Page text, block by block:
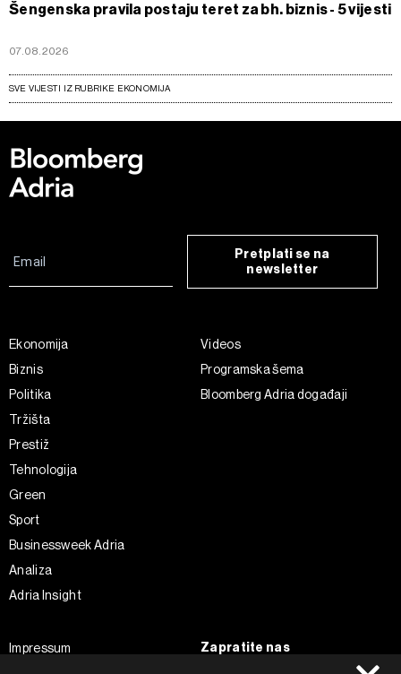
Šengenska pravila postaju teret za bh. biznis - 5 vijesti
07.08.2026
SVE VIJESTI IZ RUBRIKE EKONOMIJA
Pretplati se na
newsletter
Ekonomija
Biznis
Politika
Tržišta
Prestiž
Tehnologija
Green
Sport
Businessweek Adria
Analiza
Adria Insight
Videos
Programska šema
Bloomberg Adria događaji
Impressum
Zapratite nas